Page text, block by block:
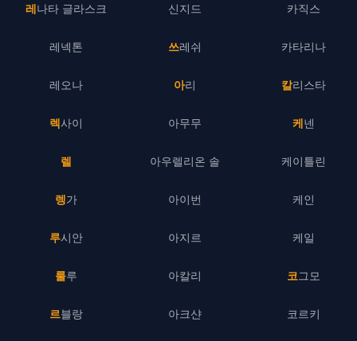
레나타 글라스크
레넥톤
레오나
렉사이
렐
렝가
루시안
룰루
르블랑
신지드
쓰레쉬
아리
아무무
아우렐리온 솔
아이번
아지르
아칼리
아크샨
카직스
카타리나
칼리스타
케넨
케이틀린
케인
케일
코그모
코르키